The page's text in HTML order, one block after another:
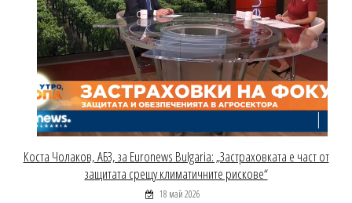
Коста Чолаков, АБЗ, за Euronews Bulgaria: „Застраховката е част от
защитата срещу климатичните рискове“
18 май 2026